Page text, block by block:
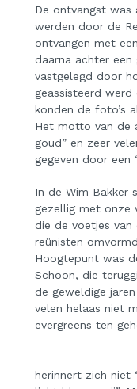
De ontvangst was
werden door de
ontvangen met
daarna achter
vastgelegd door
geassisteerd
konden de foto’s
Het motto van de
goud” en zeer
gegeven door
In de Wim Bakker
gezellig met onze
die de voetjes van
reünisten
Hoogtepunt was
Schoon, die
de geweldige
velen helaas niet
evergreens ten
herinnert zich niet